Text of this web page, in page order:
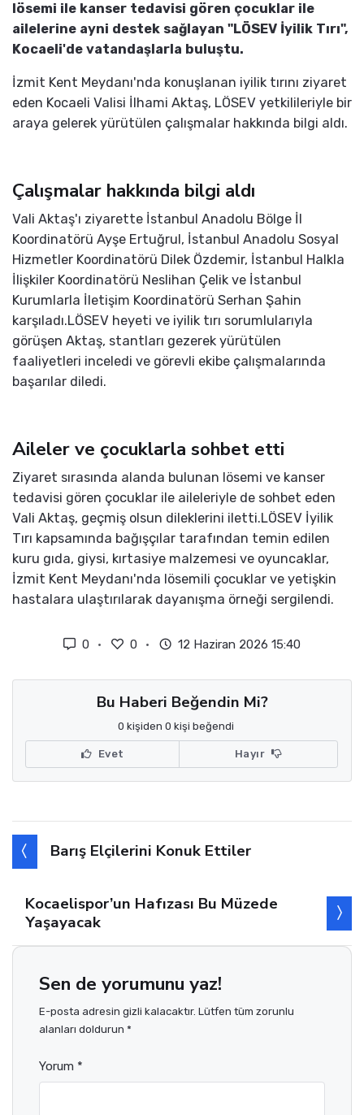
lösemi ile kanser tedavisi gören çocuklar ile
ailelerine ayni destek sağlayan "LÖSEV İyilik Tırı",
Kocaeli'de vatandaşlarla buluştu.
İzmit Kent Meydanı'nda konuşlanan iyilik tırını ziyaret
eden Kocaeli Valisi İlhami Aktaş, LÖSEV yetkilileriyle bir
araya gelerek yürütülen çalışmalar hakkında bilgi aldı.
Çalışmalar hakkında bilgi aldı
Vali Aktaş'ı ziyarette İstanbul Anadolu Bölge İl
Koordinatörü Ayşe Ertuğrul, İstanbul Anadolu Sosyal
Hizmetler Koordinatörü Dilek Özdemir, İstanbul Halkla
İlişkiler Koordinatörü Neslihan Çelik ve İstanbul
Kurumlarla İletişim Koordinatörü Serhan Şahin
karşıladı.LÖSEV heyeti ve iyilik tırı sorumlularıyla
görüşen Aktaş, stantları gezerek yürütülen
faaliyetleri inceledi ve görevli ekibe çalışmalarında
başarılar diledi.
Aileler ve çocuklarla sohbet etti
Ziyaret sırasında alanda bulunan lösemi ve kanser
tedavisi gören çocuklar ile aileleriyle de sohbet eden
Vali Aktaş, geçmiş olsun dileklerini iletti.LÖSEV İyilik
Tırı kapsamında bağışçılar tarafından temin edilen
kuru gıda, giysi, kırtasiye malzemesi ve oyuncaklar,
İzmit Kent Meydanı'nda lösemili çocuklar ve yetişkin
hastalara ulaştırılarak dayanışma örneği sergilendi.
0 0 12 Haziran 2026 15:40
Bu Haberi Beğendin Mi?
0 kişiden 0 kişi beğendi
Evet Hayır
Barış Elçilerini Konuk Ettiler
Kocaelispor’un Hafızası Bu Müzede
Yaşayacak
Sen de yorumunu yaz!
E-posta adresin gizli kalacaktır. Lütfen tüm zorunlu
alanları doldurun *
Yorum *